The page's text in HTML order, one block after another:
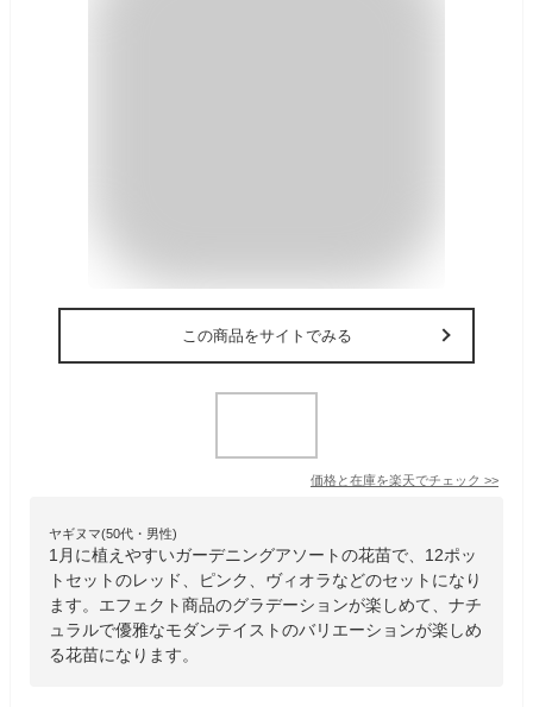
この商品をサイトでみる
価格と在庫を楽天でチェック >>
ヤギヌマ(50代・男性)
1月に植えやすいガーデニングアソートの花苗で、12ポッ
トセットのレッド、ピンク、ヴィオラなどのセットになり
ます。エフェクト商品のグラデーションが楽しめて、ナチ
ュラルで優雅なモダンテイストのバリエーションが楽しめ
る花苗になります。